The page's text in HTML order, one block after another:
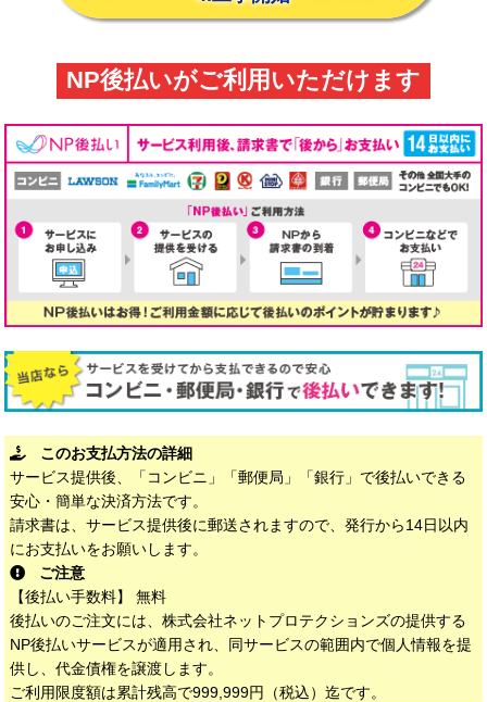
NP後払いがご利用いただけます
このお支払方法の詳細
サービス提供後、「コンビニ」「郵便局」「銀行」で後払いできる
安心・簡単な決済方法です。
請求書は、サービス提供後に郵送されますので、発行から14日以内
にお支払いをお願いします。
ご注意
【後払い手数料】 無料
後払いのご注文には、株式会社ネットプロテクションズの提供する
NP後払いサービスが適用され、同サービスの範囲内で個人情報を提
供し、代金債権を譲渡します。
ご利用限度額は累計残高で999,999円（税込）迄です。